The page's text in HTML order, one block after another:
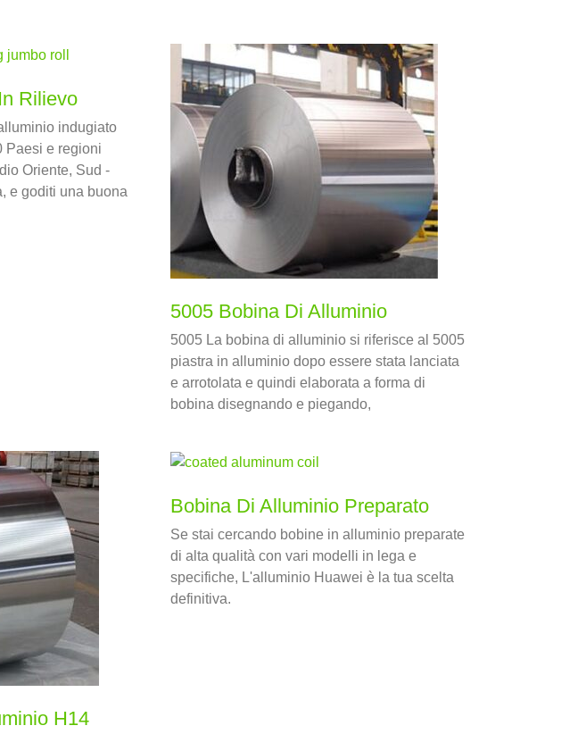
Rilievo
indugiato
Paesi e regioni
Oriente, Sud -
e goditi una buona
5005 Bobina Di Alluminio
5005 La bobina di alluminio si riferisce al 5005
piastra in alluminio dopo essere stata lanciata
e arrotolata e quindi elaborata a forma di
bobina disegnando e piegando,
H14
Bobina Di Alluminio Preparato
Se stai cercando bobine in alluminio preparate
di alta qualità con vari modelli in lega e
specifiche, L'alluminio Huawei è la tua scelta
definitiva.